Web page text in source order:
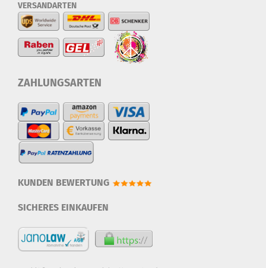
VERSANDARTEN
ZAHLUNGSARTEN
KUNDEN BEWERTUNG
SICHERES EINKAUFEN